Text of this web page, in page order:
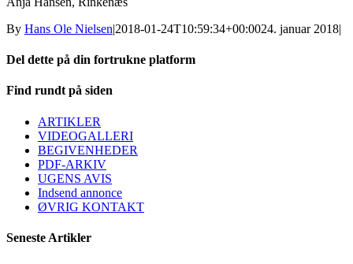
By Hans Ole Nielsen|2018-01-24T10:59:34+00:0024. januar 2018|
Del dette på din fortrukne platform
Facebook
X
LinkedIn
E-
Find rundt på siden
ARTIKLER
VIDEOGALLERI
BEGIVENHEDER
PDF-ARKIV
UGENS AVIS
Indsend annonce
ØVRIG KONTAKT
Seneste Artikler